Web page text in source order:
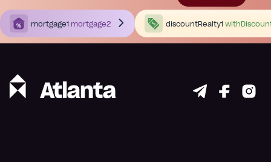
mortgage1 mortgage2 discountRealty1